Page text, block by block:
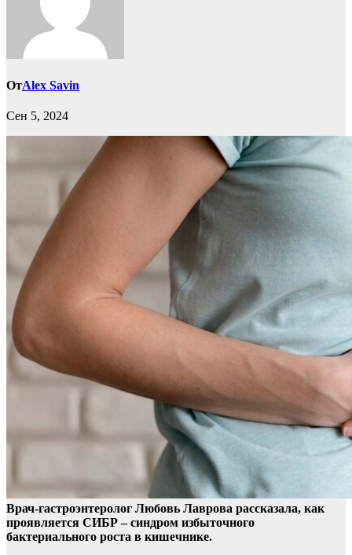
ОтAlex Savin
Сен 5, 2024
Врач-гастроэнтеролог Любовь Лаврова рассказала, как
проявляется СИБР – синдром избыточного
бактериального роста в кишечнике.